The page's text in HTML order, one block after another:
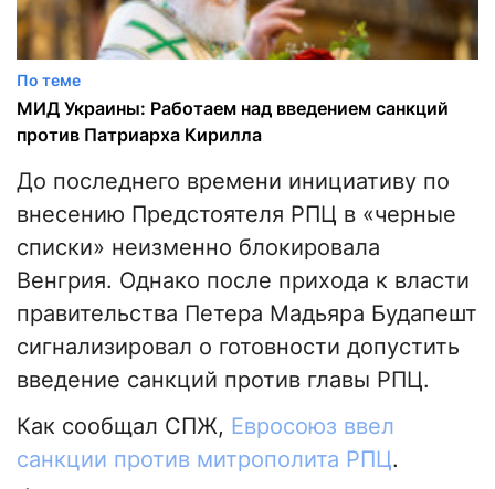
По теме
МИД Украины: Работаем над введением санкций
против Патриарха Кирилла
До последнего времени инициативу по
внесению Предстоятеля РПЦ в «черные
списки» неизменно блокировала
Венгрия. Однако после прихода к власти
правительства Петера Мадьяра Будапешт
сигнализировал о готовности допустить
введение санкций против главы РПЦ.
Как сообщал СПЖ, Евросоюз ввел
санкции против митрополита РПЦ.